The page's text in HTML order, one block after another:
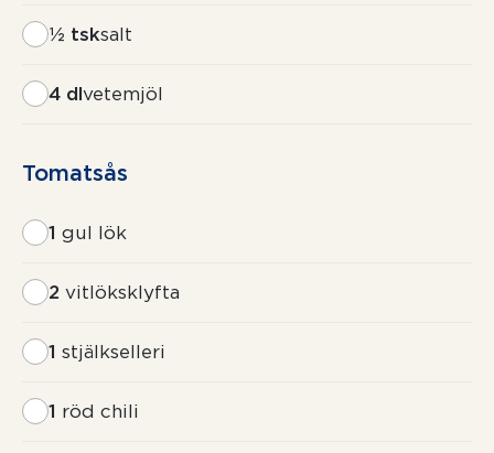
½ tsksalt
4 dlvetemjöl
Tomatsås
1 gul lök
2 vitlöksklyfta
1 stjälkselleri
1 röd chili